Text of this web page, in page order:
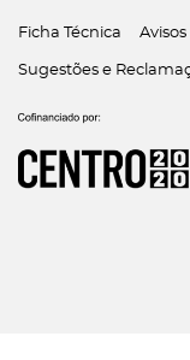
Ficha Técnica
Sugestões e